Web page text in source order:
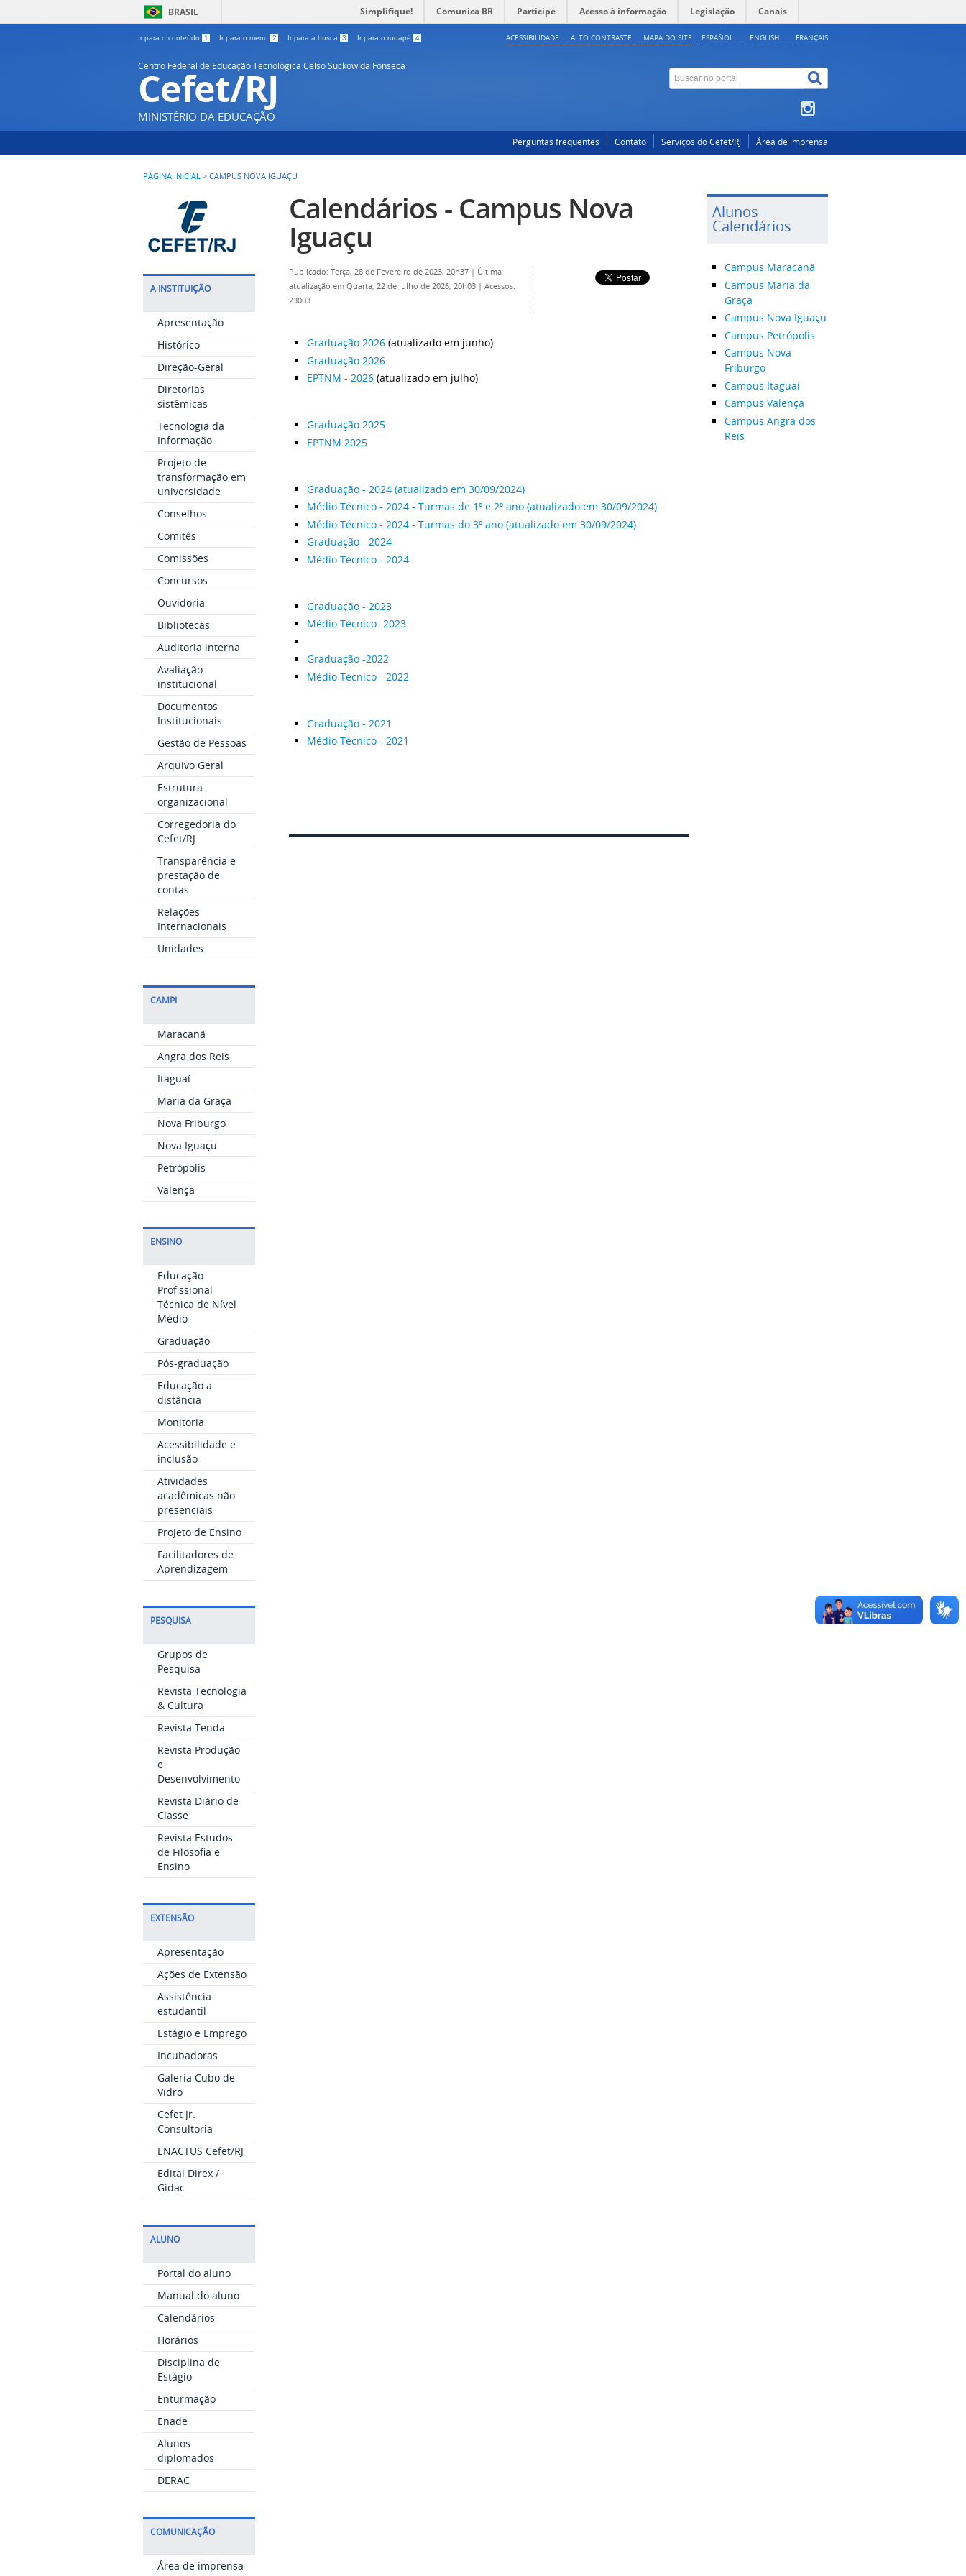
BRASIL Simplifique! Comunica BR Participe Acesso à informação Legislação Canais
Ir para o conteúdo 1 Ir para o menu 2 Ir para a busca 3 Ir para o rodapé 4 ESPAÑOL ENGLISH FRANÇAIS
ACESSIBILIDADE ALTO CONTRASTE MAPA DO SITE
Centro Federal de Educação Tecnológica Celso Suckow da Fonseca
Cefet/RJ
MINISTÉRIO DA EDUCAÇÃO
Perguntas frequentes Contato Serviços do Cefet/RJ Área de imprensa
PÁGINA INICIAL > CAMPUS NOVA IGUAÇU
A INSTITUIÇÃO
Apresentação
Histórico
Direção-Geral
Diretorias
sistêmicas
Tecnologia da
Informação
Projeto de
transformação em
universidade
Conselhos
Comitês
Comissões
Concursos
Ouvidoria
Bibliotecas
Auditoria interna
Avaliação
institucional
Documentos
Institucionais
Gestão de Pessoas
Arquivo Geral
Estrutura
organizacional
Corregedoria do
Cefet/RJ
Transparência e
prestação de
contas
Relações
Internacionais
Unidades
CAMPI
Maracanã
Angra dos Reis
Itaguaí
Maria da Graça
Nova Friburgo
Nova Iguaçu
Petrópolis
Valença
ENSINO
Educação
Profissional
Técnica de Nível
Médio
Graduação
Pós-graduação
Educação a
distância
Monitoria
Acessibilidade e
inclusão
Atividades
acadêmicas não
presenciais
Projeto de Ensino
Facilitadores de
Aprendizagem
PESQUISA
Grupos de
Pesquisa
Revista Tecnologia
& Cultura
Revista Tenda
Revista Produção
e
Desenvolvimento
Revista Diário de
Classe
Revista Estudos
de Filosofia e
Ensino
EXTENSÃO
Apresentação
Ações de Extensão
Assistência
estudantil
Estágio e Emprego
Incubadoras
Galeria Cubo de
Vidro
Cefet Jr.
Consultoria
ENACTUS Cefet/RJ
Edital Direx /
Gidac
ALUNO
Portal do aluno
Manual do aluno
Calendários
Horários
Disciplina de
Estágio
Enturmação
Enade
Alunos
diplomados
DERAC
COMUNICAÇÃO
Área de imprensa
Calendários - Campus Nova
Iguaçu
Publicado: Terça, 28 de Fevereiro de 2023, 20h37 | Última
atualização em Quarta, 22 de Julho de 2026, 20h03 | Acessos:
23003
Graduação 2026 (atualizado em junho)
Graduação 2026
EPTNM - 2026 (atualizado em julho)
Graduação 2025
EPTNM 2025
Graduação - 2024 (atualizado em 30/09/2024)
Médio Técnico - 2024 - Turmas de 1º e 2º ano (atualizado em 30/09/2024)
Médio Técnico - 2024 - Turmas do 3º ano (atualizado em 30/09/2024)
Graduação - 2024
Médio Técnico - 2024
Graduação - 2023
Médio Técnico -2023
Graduação -2022
Médio Técnico - 2022
Graduação - 2021
Médio Técnico - 2021
Alunos -
Calendários
Campus Maracanã
Campus Maria da
Graça
Campus Nova Iguaçu
Campus Petrópolis
Campus Nova
Friburgo
Campus Itaguaí
Campus Valença
Campus Angra dos
Reis